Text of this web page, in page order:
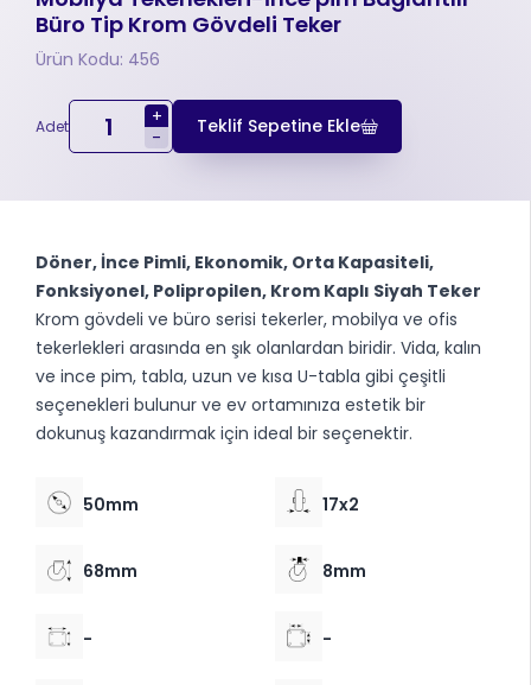
Büro Tip Krom Gövdeli Teker
Ürün Kodu: 456
Adet
+
-
Teklif Sepetine Ekle
Döner, İnce Pimli, Ekonomik, Orta Kapasiteli,
Fonksiyonel, Polipropilen, Krom Kaplı Siyah Teker
Krom gövdeli ve büro serisi tekerler, mobilya ve ofis
tekerlekleri arasında en şık olanlardan biridir. Vida, kalın
ve ince pim, tabla, uzun ve kısa U-tabla gibi çeşitli
seçenekleri bulunur ve ev ortamınıza estetik bir
dokunuş kazandırmak için ideal bir seçenektir.
50mm 17x2
68mm 8mm
- -